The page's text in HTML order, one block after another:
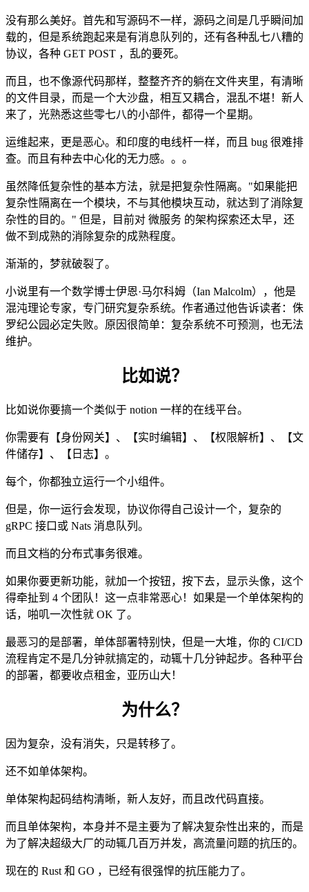
没有那么美好。首先和写源码不一样，源码之间是几乎瞬间加
载的，但是系统跑起来是有消息队列的，还有各种乱七八糟的
协议，各种 GET POST ，乱的要死。
而且，也不像源代码那样，整整齐齐的躺在文件夹里，有清晰
的文件目录，而是一个大沙盘，相互又耦合，混乱不堪！新人
来了，光熟悉这些零七八的小部件，都得一个星期。
运维起来，更是恶心。和印度的电线杆一样，而且 bug 很难排
查。而且有种去中心化的无力感。。。
虽然降低复杂性的基本方法，就是把复杂性隔离。"如果能把
复杂性隔离在一个模块，不与其他模块互动，就达到了消除复
杂性的目的。" 但是，目前对 微服务 的架构探索还太早，还
做不到成熟的消除复杂的成熟程度。
渐渐的，梦就破裂了。
小说里有一个数学博士伊恩·马尔科姆（Ian Malcolm），他是
混沌理论专家，专门研究复杂系统。作者通过他告诉读者：侏
罗纪公园必定失败。原因很简单：复杂系统不可预测，也无法
维护。
比如说？
比如说你要搞一个类似于 notion 一样的在线平台。
你需要有【身份网关】、【实时编辑】、【权限解析】、【文
件储存】、【日志】。
每个，你都独立运行一个小组件。
但是，你一运行会发现，协议你得自己设计一个，复杂的
gRPC 接口或 Nats 消息队列。
而且文档的分布式事务很难。
如果你要更新功能，就加一个按钮，按下去，显示头像，这个
得牵扯到 4 个团队！这一点非常恶心！如果是一个单体架构的
话，啪叽一次性就 OK 了。
最恶习的是部署，单体部署特别快，但是一大堆，你的 CI/CD
流程肯定不是几分钟就搞定的，动辄十几分钟起步。各种平台
的部署，都要收点租金，亚历山大！
为什么？
因为复杂，没有消失，只是转移了。
还不如单体架构。
单体架构起码结构清晰，新人友好，而且改代码直接。
而且单体架构，本身并不是主要为了解决复杂性出来的，而是
为了解决超级大厂的动辄几百万并发，高流量问题的抗压的。
现在的 Rust 和 GO ，已经有很强悍的抗压能力了。